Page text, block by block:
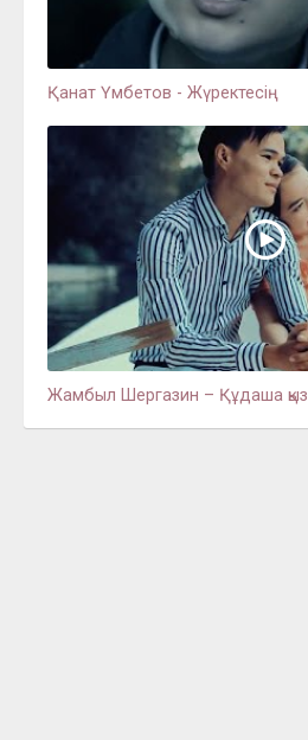
Қанат Үмбетов - Жүректесің
Жамбыл Шергазин – Құдаша қыз